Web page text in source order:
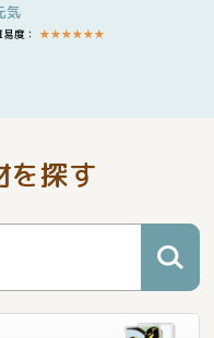
気
易度： ★★★★★★
を探す